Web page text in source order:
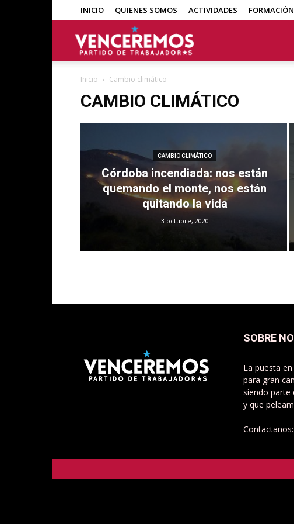
INICIO QUIENES SOMOS ACTIVIDADES FORMACIÓN
Inicio Cambio climático
CAMBIO CLIMÁTICO
CAMBIO CLIMÁTICO
Córdoba incendiada: nos están
quemando el monte, nos están
quitando la vida
3 octubre, 2020
SOBRE
La puesta
para gran
siendo parte
y que
Contactanos: